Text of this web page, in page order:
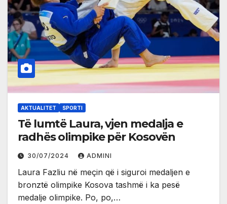
AKTUALITET SPORTI
Të lumtë Laura, vjen medalja e
radhës olimpike për Kosovën
30/07/2024 ADMINI
Laura Fazliu në meçin që i siguroi medaljen e
bronztë olimpike Kosova tashmë i ka pesë
medalje olimpike. Po, po,…